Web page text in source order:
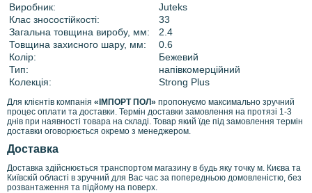
н
е
е
:
h
t
:
/
/
o
z
e
t
Виробник:
Juteks
Клас зносостійкості:
33
Загальна товщина виробу, мм:
2.4
Товщина захисного шару, мм:
0.6
Колір:
Бежевий
Тип:
напівкомерційний
Колекція:
Strong Plus
Для клієнтів компанія «ІМПОРТ ПОЛ» пропонуємо максимально зручний
процес оплати та доставки. Термін доставки замовлення на протязі 1-3
днів при наявності товара на складі. Товар який їде під замовлення термін
доставки оговорюється окремо з менеджером.
Доставка
Доставка здійснюється транспортом магазину в будь яку точку м. Києва та
Київскій області в зручний для Вас час за попередньою домовленістю, без
розвантаження та підйому на поверх.